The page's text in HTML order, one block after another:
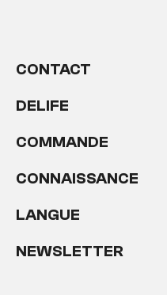
CONTACT
DELIFE
COMMANDE
CONNAISSANCE
LANGUE
NEWSLETTER